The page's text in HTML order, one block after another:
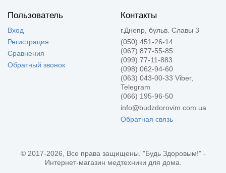
Пользователь
Вход
Регистрация
Сравнения
Обратный звонок
Контакты
г.Днепр, бульв. Славы 3
(050) 451-26-14
(067) 877-55-85
(099) 77-11-883
(098) 062-94-60
(063) 043-00-33 Viber,
Telegram
(066) 195-96-50
info@budzdorovim.com.ua
Обратная связь
© 2017-2026, Все права защищены. "Будь Здоровым!" -
Интернет-магазин медтехники для дома.